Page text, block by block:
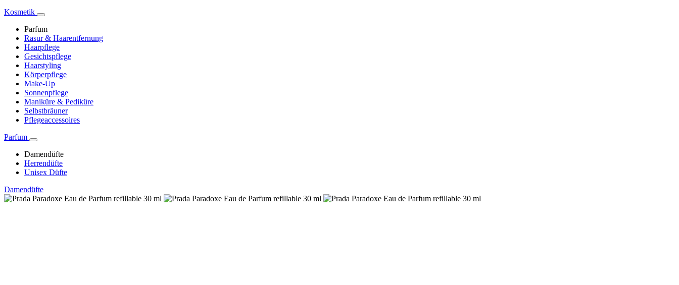
Kosmetik
Parfum
Rasur & Haarentfernung
Haarpflege
Gesichtspflege
Haarstyling
Körperpflege
Make-Up
Sonnenpflege
Maniküre & Pediküre
Selbstbräuner
Pflegeaccessoires
Parfum
Damendüfte
Herrendüfte
Unisex Düfte
Damendüfte